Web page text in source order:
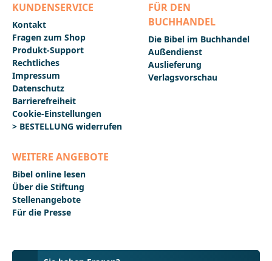
KUNDENSERVICE
Kontakt
Fragen zum Shop
Produkt-Support
Rechtliches
Impressum
Datenschutz
Barrierefreiheit
Cookie-Einstellungen
> BESTELLUNG widerrufen
FÜR DEN
BUCHHANDEL
Die Bibel im Buchhandel
Außendienst
Auslieferung
Verlagsvorschau
WEITERE ANGEBOTE
Bibel online lesen
Über die Stiftung
Stellenangebote
Für die Presse